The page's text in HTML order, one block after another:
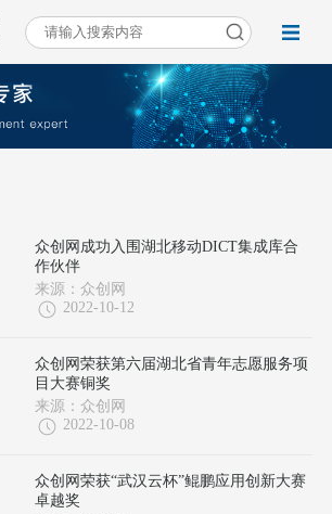
众创网成功入围湖北移动DICT集成库合
作伙伴
来源：众创网
2022-10-12
众创网荣获第六届湖北省青年志愿服务项
目大赛铜奖
来源：众创网
2022-10-08
众创网荣获“武汉云杯”鲲鹏应用创新大赛
卓越奖